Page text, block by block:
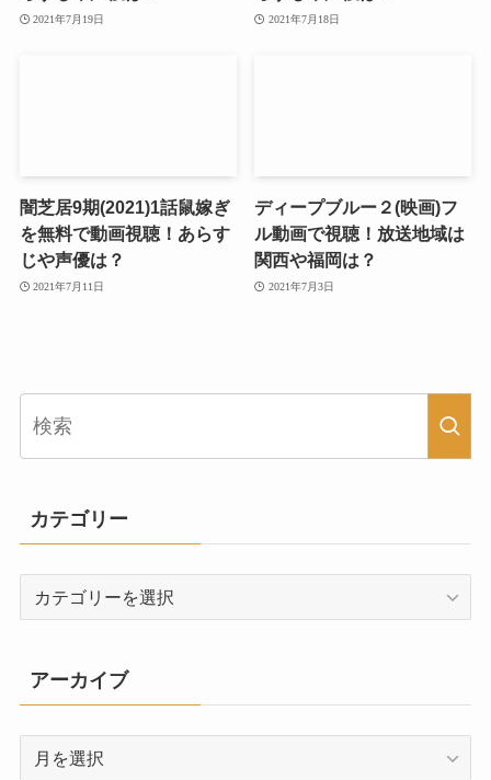
2021年7月19日 2021年7月18日
闇芝居9期(2021)1話鼠嫁ぎ
を無料で動画視聴！あらす
じや声優は？
2021年7月11日
ディープブルー２(映画)フ
ル動画で視聴！放送地域は
関西や福岡は？
2021年7月3日
カテゴリー
リ
ー
アーカイブ